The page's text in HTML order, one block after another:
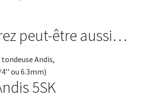
peut-être aussi…
5SK